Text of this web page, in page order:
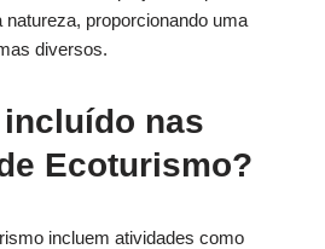
proporcionando uma
diversos.
nas
Ecoturismo?
incluem atividades como